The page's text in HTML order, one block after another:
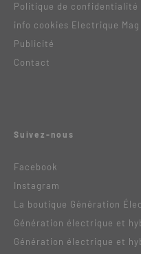
Politique de confidentialité
info cookies Electrique Mag
Publicité
Contact
Suivez-nous
Facebook
Instagram
La boutique Génération
Génération électrique et
Génération électrique et